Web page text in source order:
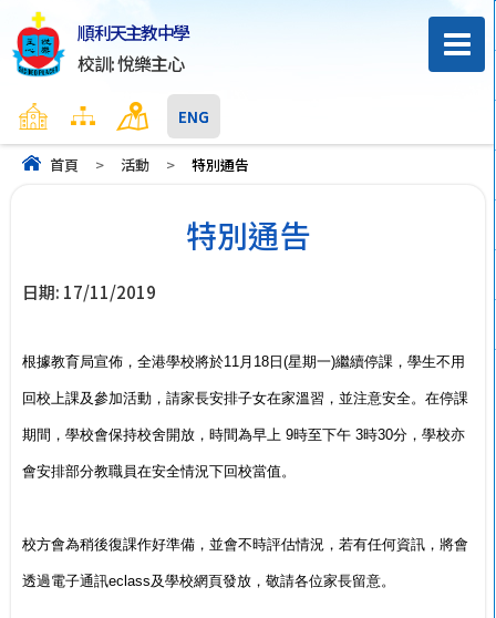
順利天主教中學
校訓: 悅樂主心
主頁 網頁地圖 聯絡我們
ENG
首頁 > 活動 > 特別通告
特別通告
日期: 17/11/2019
根據教育局宣佈，全港學校將於11月18日(星期一)繼續停課，學生不用
回校上課及參加活動，請家長安排子女在家溫習，並注意安全。在停課
期間，學校會保持校舍開放，時間為早上 9時至下午 3時30分，學校亦
會安排部分教職員在安全情況下回校當值。
校方會為稍後復課作好準備，並會不時評估情況，若有任何資訊，將會
透過電子通訊eclass及學校網頁發放，敬請各位家長留意。